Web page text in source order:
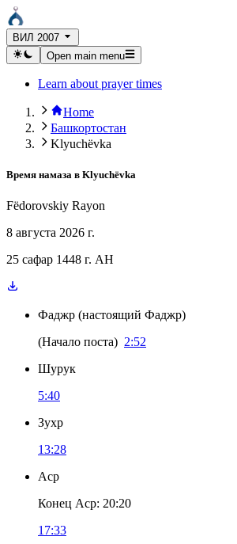
ВИЛ 2007
Open main menu
Learn about prayer times
Home
Башкортостан
Klyuchëvka
Время намаза в Klyuchëvka
Fëdorovskiy Rayon
8 августа 2026 г.
25 сафар 1448 г. AH
Фаджр (настоящий Фаджр)
(Начало поста) 2:52
Шурук
5:40
Зухр
13:28
Аср
Конец Аср: 20:20
17:33